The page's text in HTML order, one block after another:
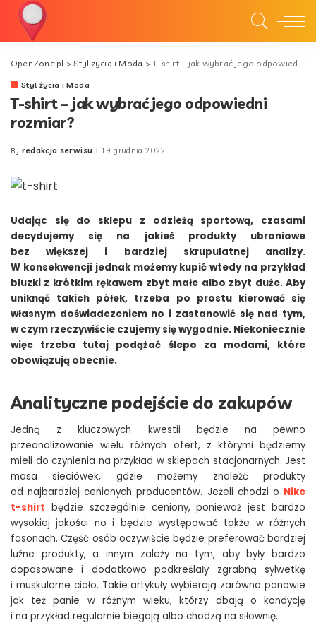
OpenZone.pl>Styl życia i Moda >T-shirt – jak wybrać jego odpowiedni rozmiar?
Styl życia i Moda
T-shirt – jak wybrać jego odpowiedni
rozmiar?
Posted
By redakcja serwisu 19 grudnia 2022
Udając się do sklepu z odzieżą sportową, czasami
decydujemy się na jakieś produkty ubraniowe
bez większej i bardziej skrupulatnej analizy.
W konsekwencji jednak możemy kupić wtedy na przykład
bluzki z krótkim rękawem zbyt małe albo zbyt duże. Aby
uniknąć takich półek, trzeba po prostu kierować się
własnym doświadczeniem no i zastanowić się nad tym,
w czym rzeczywiście czujemy się wygodnie. Niekoniecznie
więc trzeba tutaj podążać ślepo za modami, które
obowiązują obecnie.
Analityczne podejście do zakupów
Jedną z kluczowych kwestii będzie na pewno
przeanalizowanie wielu różnych ofert, z którymi będziemy
mieli do czynienia na przykład w sklepach stacjonarnych. Jest
masa sieciówek, gdzie możemy znaleźć produkty
od najbardziej cenionych producentów. Jeżeli chodzi o Nike
t-shirt będzie szczególnie ceniony, ponieważ jest bardzo
wysokiej jakości no i będzie występować także w różnych
fasonach. Część osób oczywiście będzie preferować bardziej
luźne produkty, a innym zależy na tym, aby były bardzo
dopasowane i dodatkowo podkreślały zgrabną sylwetkę
i muskularne ciało. Takie artykuły wybierają zarówno panowie
jak też panie w różnym wieku, którzy dbają o kondycję
i na przykład regularnie biegają albo chodzą na siłownię.